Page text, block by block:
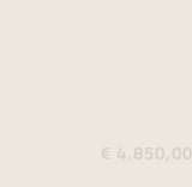
€ 4.850,00